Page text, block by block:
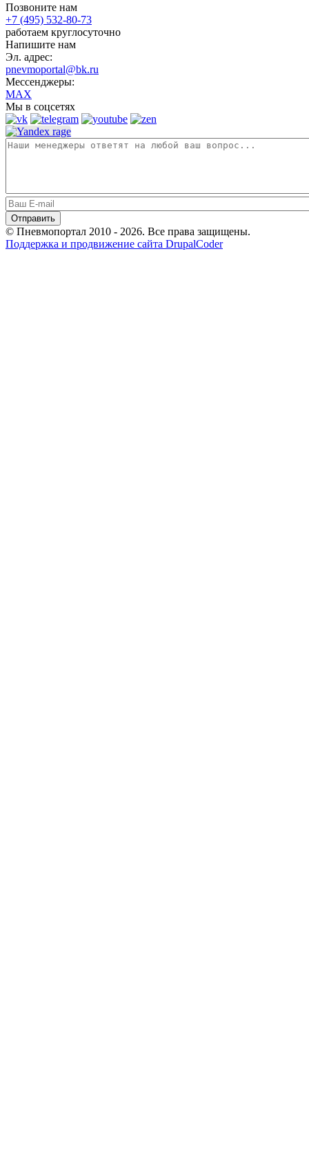
Позвоните нам
+7 (495) 532-80-73
работаем круглосуточно
Напишите нам
Эл. адрес:
pnevmoportal@bk.ru
Мессенджеры:
MAX
Мы в соцсетях
© Пневмопортал 2010 - 2026. Все права защищены.
Поддержка и продвижение сайта DrupalCoder